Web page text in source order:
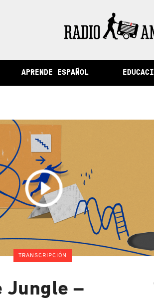
de la memoria y otras historias del
APRENDE ESPAÑOL
TRANSCRIPCIÓN
Jungle –